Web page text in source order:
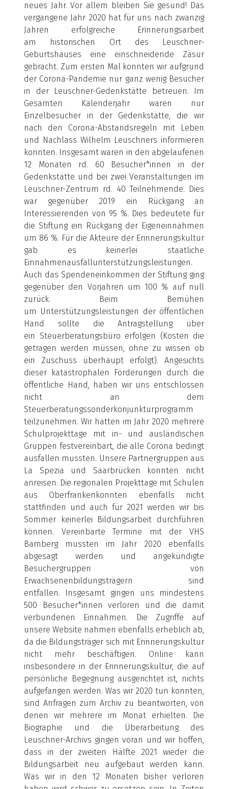
neues Jahr. Vor allem bleiben Sie gesund! Das
vergangene Jahr 2020 hat für uns nach zwanzig
Jahren erfolgreiche Erinnerungsarbeit
am historischen Ort des Leuschner-
Geburtshauses eine einschneidende Zäsur
gebracht. Zum ersten Mal konnten wir aufgrund
der Corona-Pandemie nur ganz wenig Besucher
in der Leuschner-Gedenkstätte betreuen. Im
Gesamten Kalenderjahr waren nur
Einzelbesucher in der Gedenkstätte, die wir
nach den Corona-Abstandsregeln mit Leben
und Nachlass Wilhelm Leuschners informieren
konnten. Insgesamt waren in den abgelaufenen
12 Monaten rd. 60 Besucher*innen in der
Gedenkstätte und bei zwei Veranstaltungen im
Leuschner-Zentrum rd. 40 Teilnehmende. Dies
war gegenüber 2019 ein Rückgang an
Interessierenden von 95 %. Dies bedeutete für
die Stiftung ein Rückgang der Eigeneinnahmen
um 86 %. Für die Akteure der Erinnerungskultur
gab es keinerlei staatliche
Einnahmenausfallunterstützungsleistungen.
Auch das Spendeneinkommen der Stiftung ging
gegenüber den Vorjahren um 100 % auf null
zurück. Beim Bemühen
um Unterstützungsleistungen der öffentlichen
Hand sollte die Antragstellung über
ein Steuerberatungsbüro erfolgen (Kosten die
getragen werden müssen, ohne zu wissen ob
ein Zuschuss überhaupt erfolgt). Angesichts
dieser katastrophalen Förderungen durch die
öffentliche Hand, haben wir uns entschlossen
nicht an dem
Steuerberatungssonderkonjunkturprogramm
teilzunehmen. Wir hatten im Jahr 2020 mehrere
Schulprojekttage mit in- und ausländischen
Gruppen festvereinbart, die alle Corona bedingt
ausfallen mussten. Unsere Partnergruppen aus
La Spezia und Saarbrücken konnten nicht
anreisen. Die regionalen Projekttage mit Schulen
aus Oberfrankenkonnten ebenfalls nicht
stattfinden und auch für 2021 werden wir bis
Sommer keinerlei Bildungsarbeit durchführen
können. Vereinbarte Termine mit der VHS
Bamberg mussten im Jahr 2020 ebenfalls
abgesagt werden und angekündigte
Besuchergruppen von
Erwachsenenbildungsträgern sind
entfallen. Insgesamt gingen uns mindestens
500 Besucher*innen verloren und die damit
verbundenen Einnahmen. Die Zugriffe auf
unsere Website nahmen ebenfalls erheblich ab,
da die Bildungsträger sich mit Erinnerungskultur
nicht mehr beschäftigen. Online kann
insbesondere in der Erinnerungskultur, die auf
persönliche Begegnung ausgerichtet ist, nichts
aufgefangen werden. Was wir 2020 tun konnten,
sind Anfragen zum Archiv zu beantworten, von
denen wir mehrere im Monat erhielten. Die
Biographie und die Überarbeitung des
Leuschner-Archivs gingen voran und wir hoffen,
dass in der zweiten Hälfte 2021 wieder die
Bildungsarbeit neu aufgebaut werden kann.
Was wir in den 12 Monaten bisher verloren